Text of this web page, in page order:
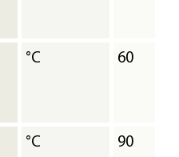
°C 60
°C 90